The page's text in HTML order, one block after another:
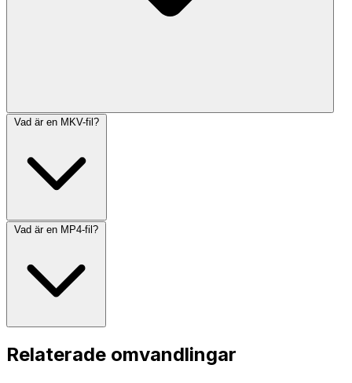
Vad är en MKV-fil?
Vad är en MP4-fil?
Relaterade omvandlingar